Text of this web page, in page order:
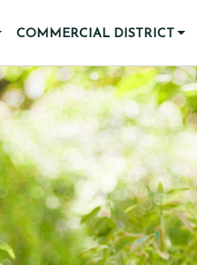
COMMERCIAL DISTRICT